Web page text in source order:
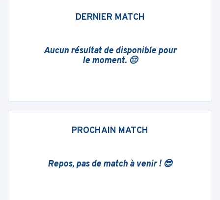
DERNIER MATCH
Aucun résultat de disponible pour
le moment. 😔
PROCHAIN MATCH
Repos, pas de match à venir ! 😎